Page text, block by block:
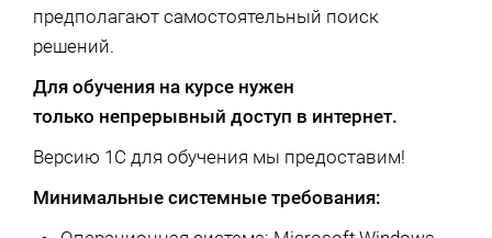
предполагают самостоятельный поиск
решений.
Для обучения на курсе нужен
только непрерывный доступ в интернет.
Версию 1С для обучения мы предоставим!
Минимальные системные требования: